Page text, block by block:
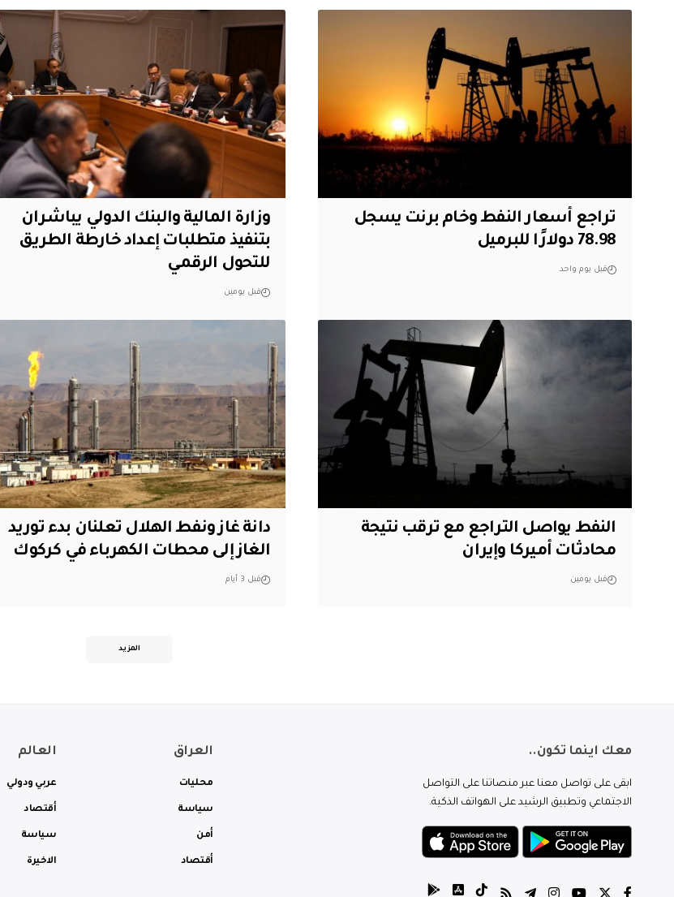
تراجع أسعار النفط وخام برنت يسجل
78.98 دولارًا للبرميل
قبل يوم واحد
وزارة المالية والبنك الدولي يباشران
بتنفيذ متطلبات إعداد خارطة الطريق
للتحول الرقمي
قبل يومين
النفط يواصل التراجع مع ترقب نتيجة
محادثات أميركا وإيران
قبل يومين
دانة غاز ونفط الهلال تعلنان بدء توريد
الغاز إلى محطات الكهرباء في كركوك
قبل 3 أيام
المزيد
معك اينما تكون..
ابقى على تواصل معنا عبر منصاتنا على التواصل
الاجتماعي وتطبيق الرشيد على الهواتف الذكية.
العراق
محليات
سياسة
أمن
أقتصاد
العالم
عربي ودولي
أقتصاد
سياسة
الاخيرة